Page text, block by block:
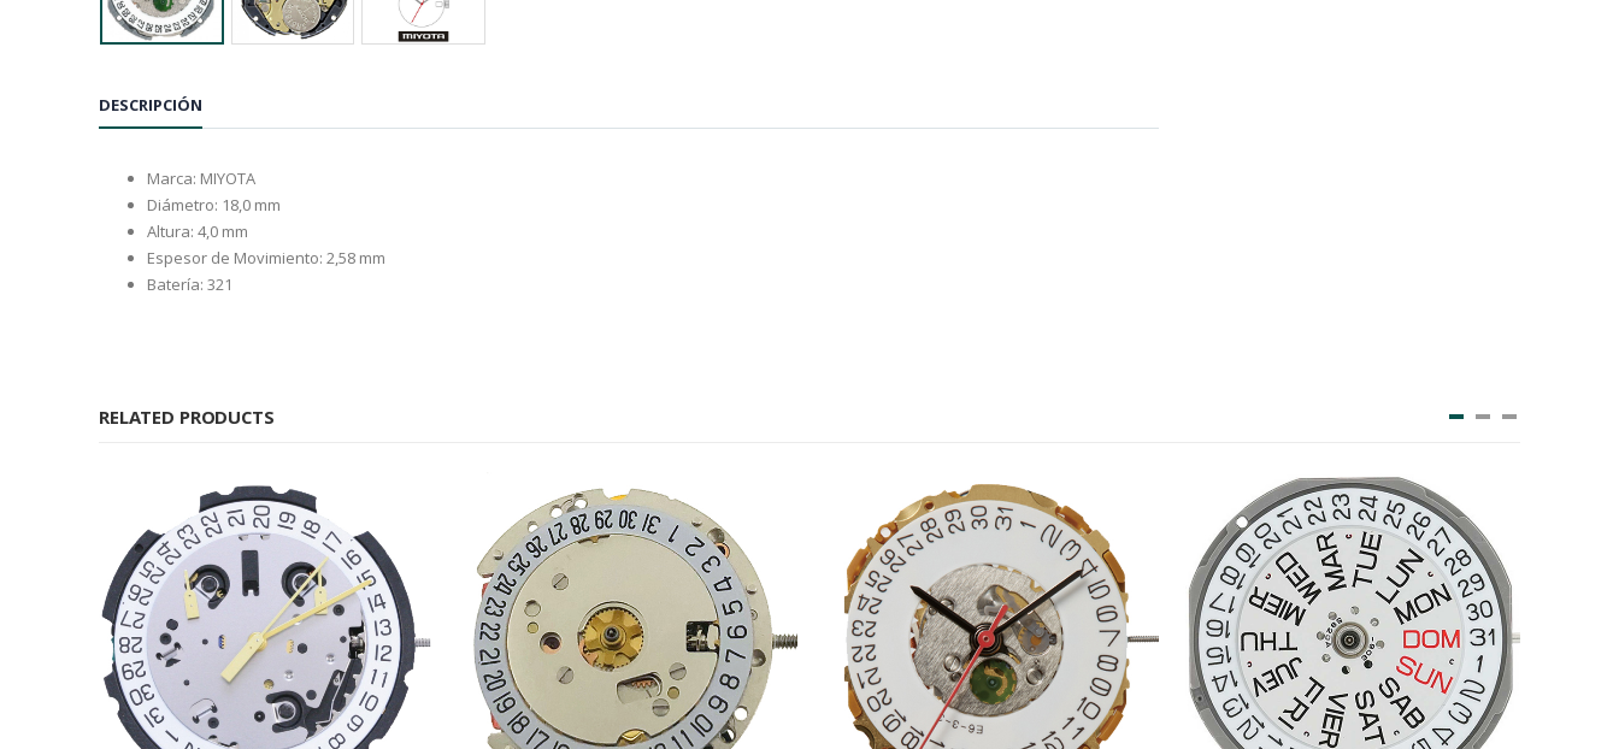
DESCRIPCIÓN
Marca: MIYOTA
Diámetro: 18,0 mm
Altura: 4,0 mm
Espesor de Movimiento: 2,58 mm
Batería: 321
RELATED PRODUCTS